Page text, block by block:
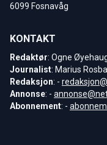
6099 Fosnavåg
KONTAKT
Redaktør: Ogne
Journalist: Marius
Redaksjon: -
Annonse: -
Abonnement: -